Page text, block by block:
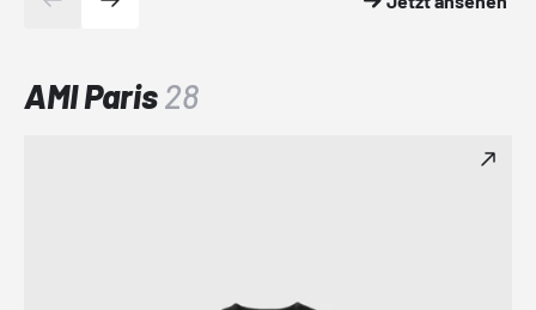
AMI Paris28